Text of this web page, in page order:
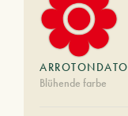
ARROTONDATO
Blühende farbe